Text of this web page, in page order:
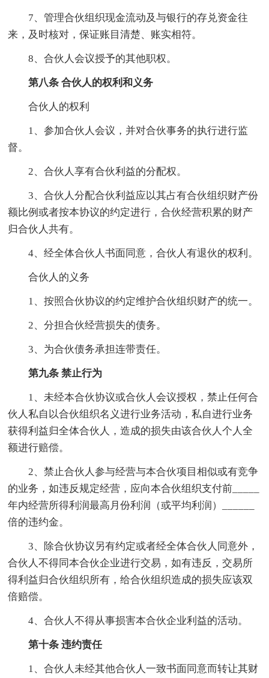
7、管理合伙组织现金流动及与银行的存兑资金往
来，及时核对，保证账目清楚、账实相符。
8、合伙人会议授予的其他职权。
第八条 合伙人的权利和义务
合伙人的权利
1、参加合伙人会议，并对合伙事务的执行进行监
督。
2、合伙人享有合伙利益的分配权。
3、合伙人分配合伙利益应以其占有合伙组织财产份
额比例或者按本协议的约定进行，合伙经营积累的财产
归合伙人共有。
4、经全体合伙人书面同意，合伙人有退伙的权利。
合伙人的义务
1、按照合伙协议的约定维护合伙组织财产的统一。
2、分担合伙经营损失的债务。
3、为合伙债务承担连带责任。
第九条 禁止行为
1、未经本合伙协议或合伙人会议授权，禁止任何合
伙人私自以合伙组织名义进行业务活动，私自进行业务
获得利益归全体合伙人，造成的损失由该合伙人个人全
额进行赔偿。
2、禁止合伙人参与经营与本合伙项目相似或有竞争
的业务，如违反规定经营，应向本合伙组织支付前_____
年内经营所得利润最高月份利润（或平均利润）______
倍的违约金。
3、除合伙协议另有约定或者经全体合伙人同意外，
合伙人不得同本合伙企业进行交易，如有违反，交易所
得利益归合伙组织所有，给合伙组织造成的损失应该双
倍赔偿。
4、合伙人不得从事损害本合伙企业利益的活动。
第十条 违约责任
1、合伙人未经其他合伙人一致书面同意而转让其财